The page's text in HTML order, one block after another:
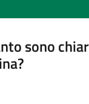
sono